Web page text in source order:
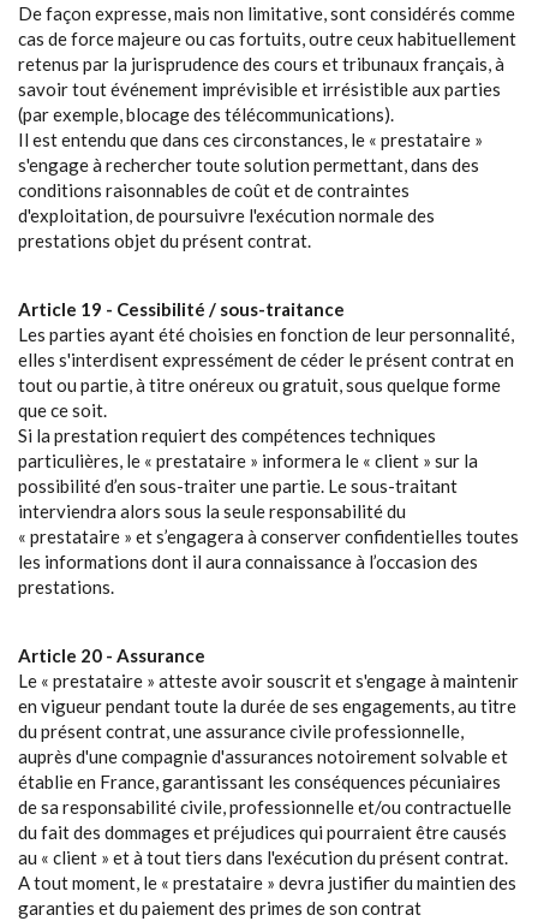
De façon expresse, mais non limitative, sont considérés comme
cas de force majeure ou cas fortuits, outre ceux habituellement
retenus par la jurisprudence des cours et tribunaux français, à
savoir tout événement imprévisible et irrésistible aux parties
(par exemple, blocage des télécommunications).
Il est entendu que dans ces circonstances, le « prestataire »
s'engage à rechercher toute solution permettant, dans des
conditions raisonnables de coût et de contraintes
d'exploitation, de poursuivre l'exécution normale des
prestations objet du présent contrat.
Article 19 - Cessibilité / sous-traitance
Les parties ayant été choisies en fonction de leur personnalité,
elles s'interdisent expressément de céder le présent contrat en
tout ou partie, à titre onéreux ou gratuit, sous quelque forme
que ce soit.
Si la prestation requiert des compétences techniques
particulières, le « prestataire » informera le « client » sur la
possibilité d’en sous-traiter une partie. Le sous-traitant
interviendra alors sous la seule responsabilité du
« prestataire » et s’engagera à conserver confidentielles toutes
les informations dont il aura connaissance à l’occasion des
prestations.
Article 20 - Assurance
Le « prestataire » atteste avoir souscrit et s'engage à maintenir
en vigueur pendant toute la durée de ses engagements, au titre
du présent contrat, une assurance civile professionnelle,
auprès d'une compagnie d'assurances notoirement solvable et
établie en France, garantissant les conséquences pécuniaires
de sa responsabilité civile, professionnelle et/ou contractuelle
du fait des dommages et préjudices qui pourraient être causés
au « client » et à tout tiers dans l'exécution du présent contrat.
A tout moment, le « prestataire » devra justifier du maintien des
garanties et du paiement des primes de son contrat